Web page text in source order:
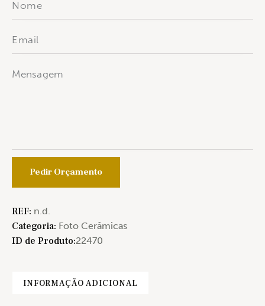
Pedir Orçamento
REF: n.d.
Categoria: Foto Cerâmicas
ID de Produto:22470
INFORMAÇÃO ADICIONAL